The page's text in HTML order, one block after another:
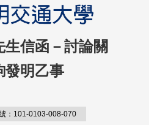
信函－討論關
發明乙事
：101-0103-008-070